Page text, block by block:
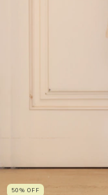
50% OFF